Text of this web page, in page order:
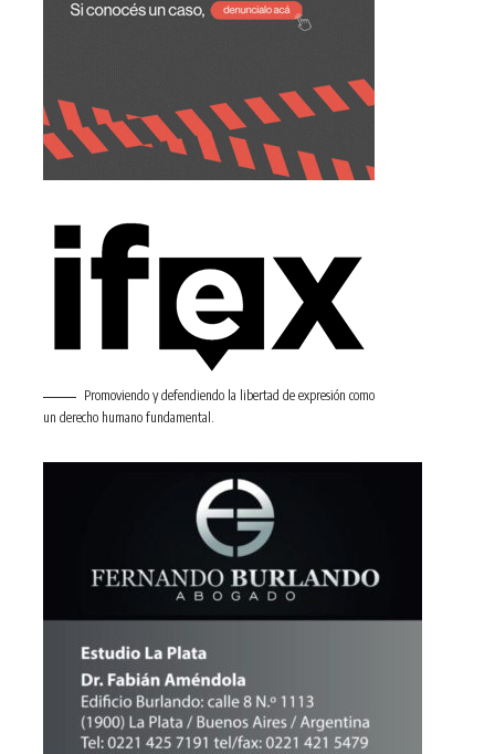
Promoviendo y defendiendo la libertad de expresión como
un derecho humano fundamental.